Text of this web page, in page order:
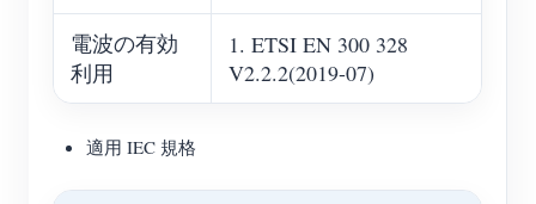
電波の有効
利用
1. ETSI EN 300 328
V2.2.2(2019-07)
適用 IEC 規格